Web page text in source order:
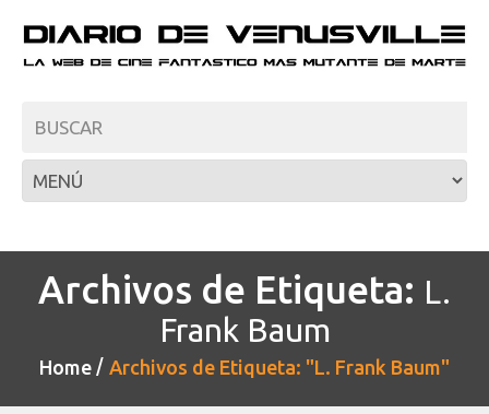
Archivos de Etiqueta: L.
Frank Baum
Home Archivos de Etiqueta: "L. Frank Baum"